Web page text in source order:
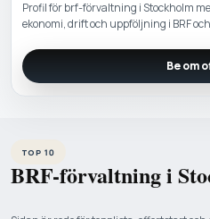
Profil för brf-förvaltning i Stockholm
ekonomi, drift och uppföljning i BRF
Be om
TOP 10
BRF-förvaltning i